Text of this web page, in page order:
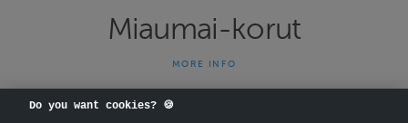
Miaumai-korut
koruja jo 13 vuotta. Kauniit ja persoonalliset korut herättävät
ihastusta kantajallaan. Osta itsellesi korut joita et vastaantulijoilla
MORE INFO
Do you want cookies? 🍪